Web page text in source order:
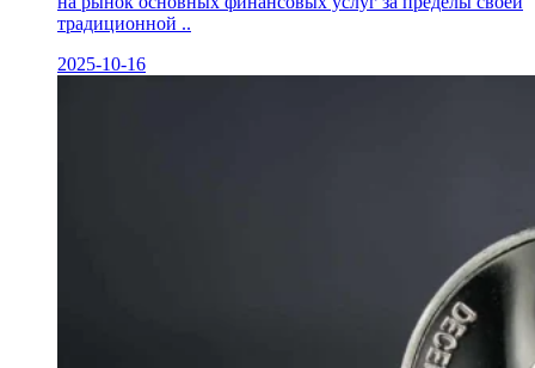
традиционной ..
2025-10-16